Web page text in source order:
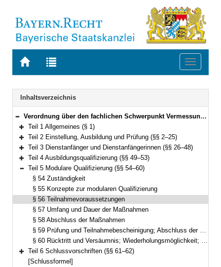
Zur
BAYERN.RECHT
Zur
letzten
Suche
Toggle
Navigation
Inhaltsverzeichnis
Bereich reduzieren
Verordnung über den fachlichen Schwerpunkt Vermessung und Geoinformation (FachV-VermGeo) Vom 28. September 2012 (GVBl. S. 493) BayRS 2038-3-5-5-F (§§ 1–62)
Bereich erweitern
Teil 1 Allgemeines (§ 1)
Bereich erweitern
Teil 2 Einstellung, Ausbildung und Prüfung (§§ 2–25)
Bereich erweitern
Teil 3 Dienstanfänger und Dienstanfängerinnen (§§ 26–48)
Bereich erweitern
Teil 4 Ausbildungsqualifizierung (§§ 49–53)
Bereich reduzieren
Teil 5 Modulare Qualifizierung (§§ 54–60)
§ 54 Zuständigkeit
§ 55 Konzepte zur modularen Qualifizierung
§ 56 Teilnahmevoraussetzungen
§ 57 Umfang und Dauer der Maßnahmen
§ 58 Abschluss der Maßnahmen
§ 59 Prüfung und Teilnahmebescheinigung; Abschluss der modularen Qualifizierung
§ 60 Rücktritt und Versäumnis; Wiederholungsmöglichkeit; Nachteilsausgleich
Bereich erweitern
Teil 6 Schlussvorschriften (§§ 61–62)
[Schlussformel]